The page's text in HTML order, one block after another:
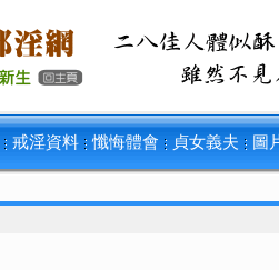
戒淫資料 懺悔體會 貞女義夫 圖